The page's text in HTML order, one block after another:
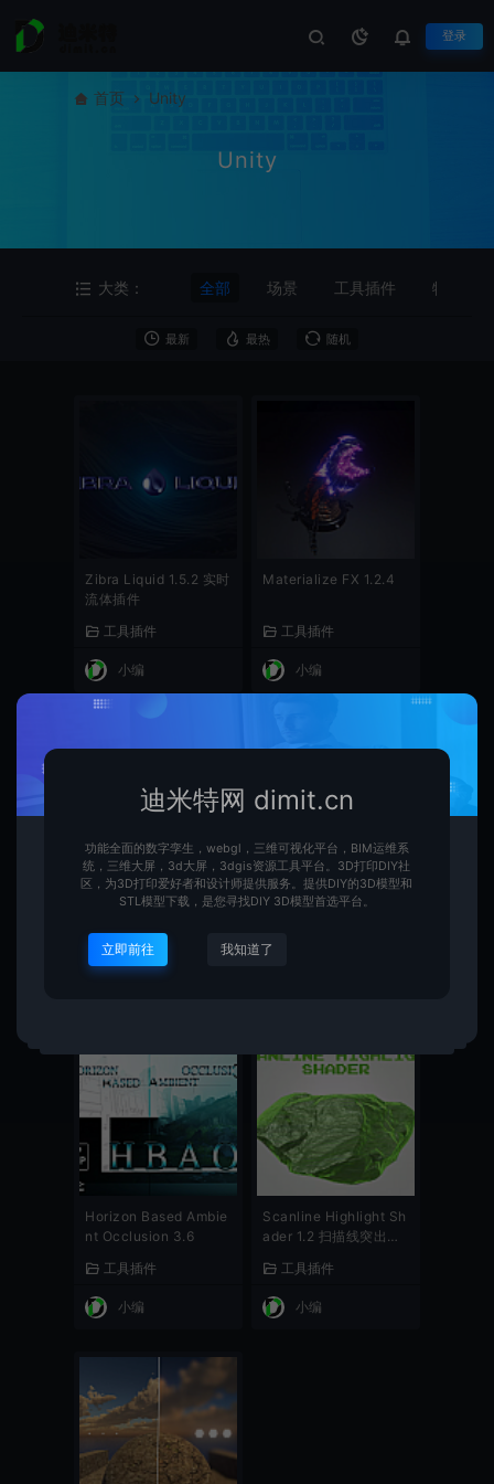
登录
首页 Unity
Unity
大类： 全部 场景 工具插件 特效后期
最新 最热 随机
Zibra Liquid 1.5.2 实时
流体插件
工具插件
小编
Materialize FX 1.2.4
工具插件
小编
Unity Mesh to Terrain
地形
工具插件
Amplify Occlusion 2.
Horizon Based Ambie
nt Occlusion 3.6
工具插件
小编
Scanline Highlight Sh
ader 1.2 扫描线突出文
工具插件
小编
迪米特网 dimit.cn
功能全面的数字孪生，webgl，三维可视化平台，BIM运维系
统，三维大屏，3d大屏，3dgis资源工具平台。3D打印DIY社
区，为3D打印爱好者和设计师提供服务。提供DIY的3D模型和
STL模型下载，是您寻找DIY 3D模型首选平台。
立即前往 我知道了